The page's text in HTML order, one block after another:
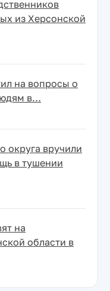
из Херсонской
на вопросы о
в…
округа вручили
в тушении
на
области в